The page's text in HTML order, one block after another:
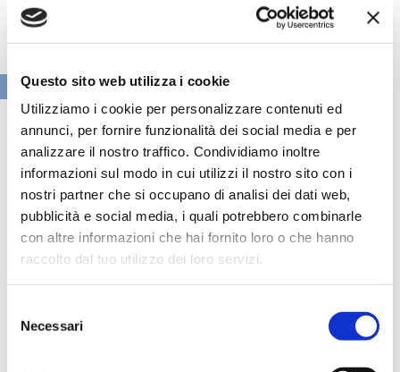
Questo sito web utilizza i cookie
Utilizziamo i cookie per personalizzare contenuti ed
annunci, per fornire funzionalità dei social media e per
analizzare il nostro traffico. Condividiamo inoltre
informazioni sul modo in cui utilizzi il nostro sito con i
nostri partner che si occupano di analisi dei dati web,
pubblicità e social media, i quali potrebbero combinarle
con altre informazioni che hai fornito loro o che hanno
raccolto dal tuo utilizzo dei loro servizi.
delNecessari
VAI ALLA SEZIONE BANCHE NEWS